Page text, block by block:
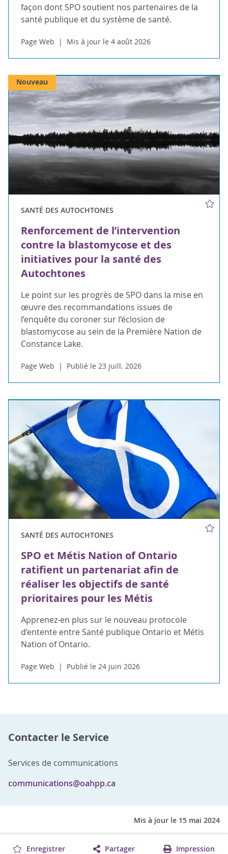
façon dont SPO soutient nos partenaires de la
santé publique et du système de santé.
Page Web Mis à jour le 4 août 2026
SANTÉ DES AUTOCHTONES
Renforcement de l’intervention
contre la blastomycose et des
initiatives pour la santé des
Autochtones
Le point sur les progrès de SPO dans la mise en
œuvre des recommandations issues de
l’enquête du coroner sur l’éclosion de
blastomycose au sein de la Première Nation de
Constance Lake.
Page Web Publié le 23 juill. 2026
Nouveau
SANTÉ DES AUTOCHTONES
SPO et Métis Nation of Ontario
ratifient un partenariat afin de
réaliser les objectifs de santé
prioritaires pour les Métis
Apprenez-en plus sur le nouveau protocole
d’entente entre Santé publique Ontario et Métis
Nation of Ontario.
Page Web Publié le 24 juin 2026
Contacter le Service
Services de communications
communications@oahpp.ca
Mis à jour le 15 mai 2024
Enregistrer Partager Impression